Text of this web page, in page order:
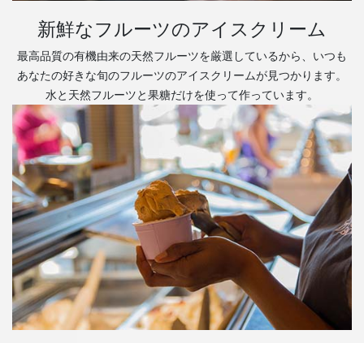
新鮮なフルーツのアイスクリーム
最高品質の有機由来の天然フルーツを厳選しているから、いつも
あなたの好きな旬のフルーツのアイスクリームが見つかります。
水と天然フルーツと果糖だけを使って作っています。